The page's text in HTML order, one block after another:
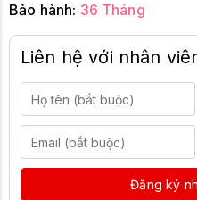
Bảo hành: 36 Tháng
Liên hệ với nhân
Đăng ký